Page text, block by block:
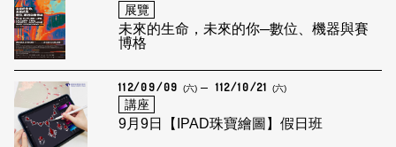
展覽
未來的生命，未來的你─數位、機器與賽
博格
112/09/09 (六) 112/10/21 (六)
講座
9月9日【IPAD珠寶繪圖】假日班